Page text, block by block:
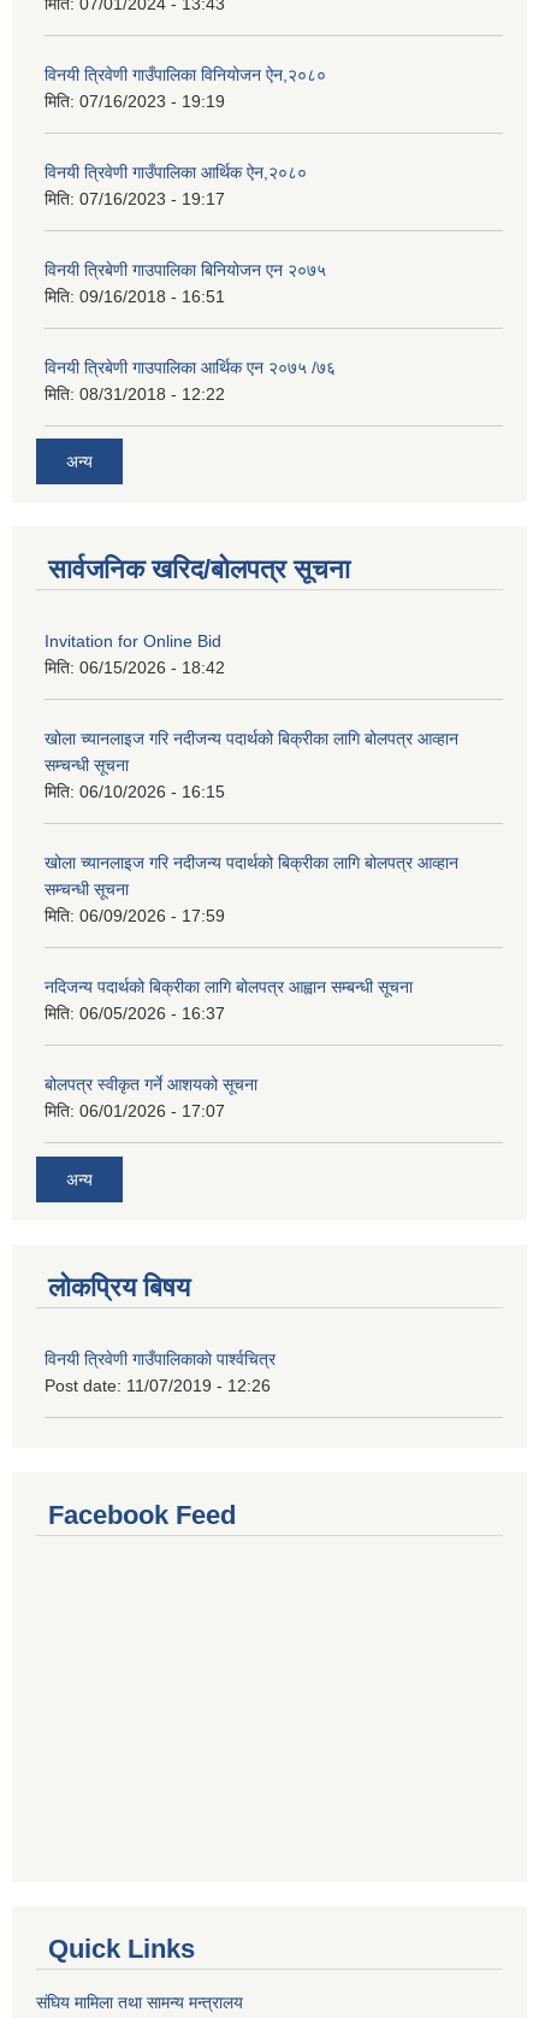
विनयी त्रिवेणी गाउँपालिका विनियोजन ऐन,२०८०
मिति: 07/16/2023 - 19:19
विनयी त्रिवेणी गाउँपालिका आर्थिक ऐन,२०८०
मिति: 07/16/2023 - 19:17
विनयी त्रिबेणी गाउपालिका बिनियोजन एन २०७५
मिति: 09/16/2018 - 16:51
विनयी त्रिबेणी गाउपालिका आर्थिक एन २०७५ /७६
मिति: 08/31/2018 - 12:22
अन्य
सार्वजनिक खरिद/बोलपत्र सूचना
Invitation for Online Bid
मिति: 06/15/2026 - 18:42
खोला च्यानलाइज गरि नदीजन्य पदार्थको बिक्रीका लागि बोलपत्र आव्हान
सम्चन्धी सूचना
मिति: 06/10/2026 - 16:15
खोला च्यानलाइज गरि नदीजन्य पदार्थको बिक्रीका लागि बोलपत्र आव्हान
सम्चन्धी सूचना
मिति: 06/09/2026 - 17:59
नदिजन्य पदार्थको बिक्रीका लागि बोलपत्र आह्वान सम्बन्धी सूचना
मिति: 06/05/2026 - 16:37
बोलपत्र स्वीकृत गर्ने आशयको सूचना
मिति: 06/01/2026 - 17:07
अन्य
लोकप्रिय बिषय
विनयी त्रिवेणी गाउँपालिकाकाे पार्श्वचित्र
Post date: 11/07/2019 - 12:26
Facebook Feed
Quick Links
संघिय मामिला तथा सामन्य मन्त्रालय